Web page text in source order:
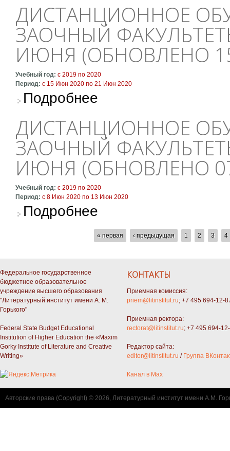
ДИСТАНЦИОННОЕ
ЗАОЧНЫЙ
ИЮНЯ (ОБНОВЛЕНО
Учебный год: с 2019по 2020
Период: с 15 Июн 2020по 21 Июн 2020
Подробнее
ДИСТАНЦИОННОЕ
ЗАОЧНЫЙ
ИЮНЯ (ОБНОВЛЕНО
Учебный год: с 2019по 2020
Период: с 8 Июн 2020по 13 Июн 2020
Подробнее
« первая ‹ предыдущая 1 2 3 4
Федеральное государственное
бюджетное образовательное
учреждение высшего образования
"Литературный институт имени А. М.
Горького"
Federal State Budget Educational
Institution of Higher Education the «Maxim
Gorky Institute of Literature and Creative
Writing»
КОНТАКТЫ
Приемная комиссия:
priem@litinstitut.ru; +7 495 694-12-
Приемная ректора:
rectorat@litinstitut.ru; +7 495 694-
Редактор сайта:
editor@litinstitut.ru / Группа
Канал в Max
Авторские права (Copyright) © 2026, Литературный институт имени А.М.